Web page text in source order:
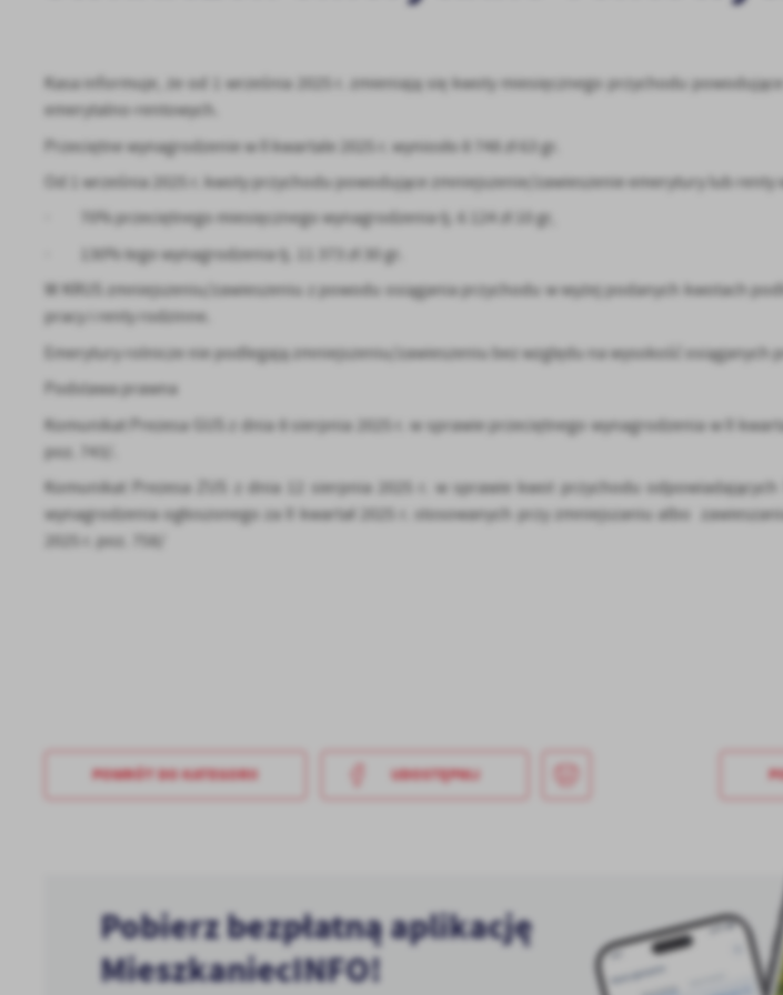
Ustawienia
Twoich ustawień preferencji prywatności, logowania
cookies strona, z której korzystasz, może działać bez
Ciebie ustawień oraz personalizację określonych
Dzięki tym plikom cookies możemy zapewnić Ci
naszej strony poprzez dopasowanie jej do Twoich
zgody na funkcjonalne i personalizacyjne pliki
funkcji na stronie.
Analityczne
Analityczne pliki cookies pomagają nam rozwijać się i
ZAPISZ
ODRZUĆ
Kasa informuje, że od 1 września 2025 r. zmieniają się kwoty miesięcznego przychodu
emerytalno-rentowych.
Przeciętne wynagrodzenie w II kwartale 2025 r. wyniosło 8 748 zł 63 gr.
Od 1 września 2025 r. kwoty przychodu powodujące zmniejszenie/zawieszenie emerytury lub renty
· 70% przeciętnego miesięcznego wynagrodzenia tj. 6 124 zł 10 gr,
· 130% tego wynagrodzenia tj. 11 373 zł 30 gr.
W KRUS zmniejszeniu/zawieszeniu z powodu osiągania przychodu w wyżej podanych kwotach
pracy i renty rodzinne.
Emerytury rolnicze nie podlegają zmniejszeniu/zawieszeniu bez względu na wysokość osiąganych
Podstawa prawna
Komunikat Prezesa GUS z dnia 8 sierpnia 2025 r. w sprawie przeciętnego wynagrodzenia w II
poz. 743/.
Komunikat Prezesa ZUS z dnia 12 sierpnia 2025 r. w sprawie kwot przychodu
wynagrodzenia ogłoszonego za II kwartał 2025 r. stosowanych przy zmniejszaniu albo
2025 r. poz. 758/
POWRÓTDO KATEGORII UDOSTĘPNIJ
Pobierz bezpłatną aplikację
MieszkaniecINFO!